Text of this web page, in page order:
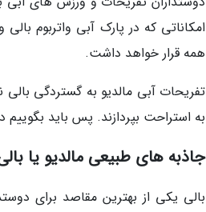
امکاناتی که در پارک آبی واتربوم
همه قرار خواهد داشت.
تفریحات آبی مالدیو به گستردگی
به استراحت بپردازند. پس باید
جاذبه های طبیعی مالدیو یا
بالی یکی از بهترین مقاصد برای